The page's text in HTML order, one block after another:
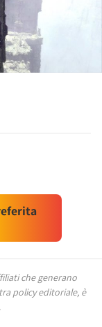
che generano
policy editoriale, è